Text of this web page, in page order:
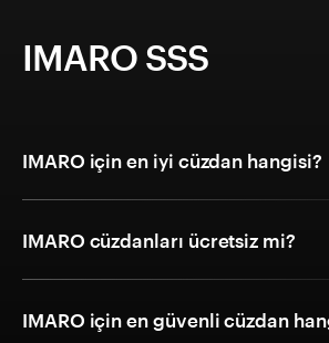
IMARO SSS
IMARO için en iyi cüzdan hangisi?
IMARO cüzdanları ücretsiz mi?
IMARO için en güvenli cüzdan